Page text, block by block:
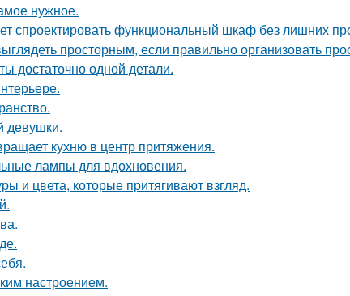
нужное.
спроектировать функциональный шкаф без лишних
просторным, если правильно организовать
достаточно одной детали.
девушки.
кухню в центр притяжения.
лампы для вдохновения.
и цвета, которые притягивают взгляд.
настроением.